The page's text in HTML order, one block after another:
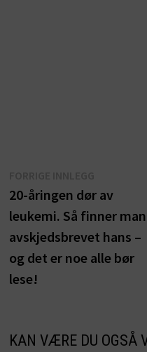
innlegg:
20-åringen dør av
leukemi. Så finner man
avskjedsbrevet hans –
og det er noe alle bør
lese!
KAN VÆRE DU OGSÅ